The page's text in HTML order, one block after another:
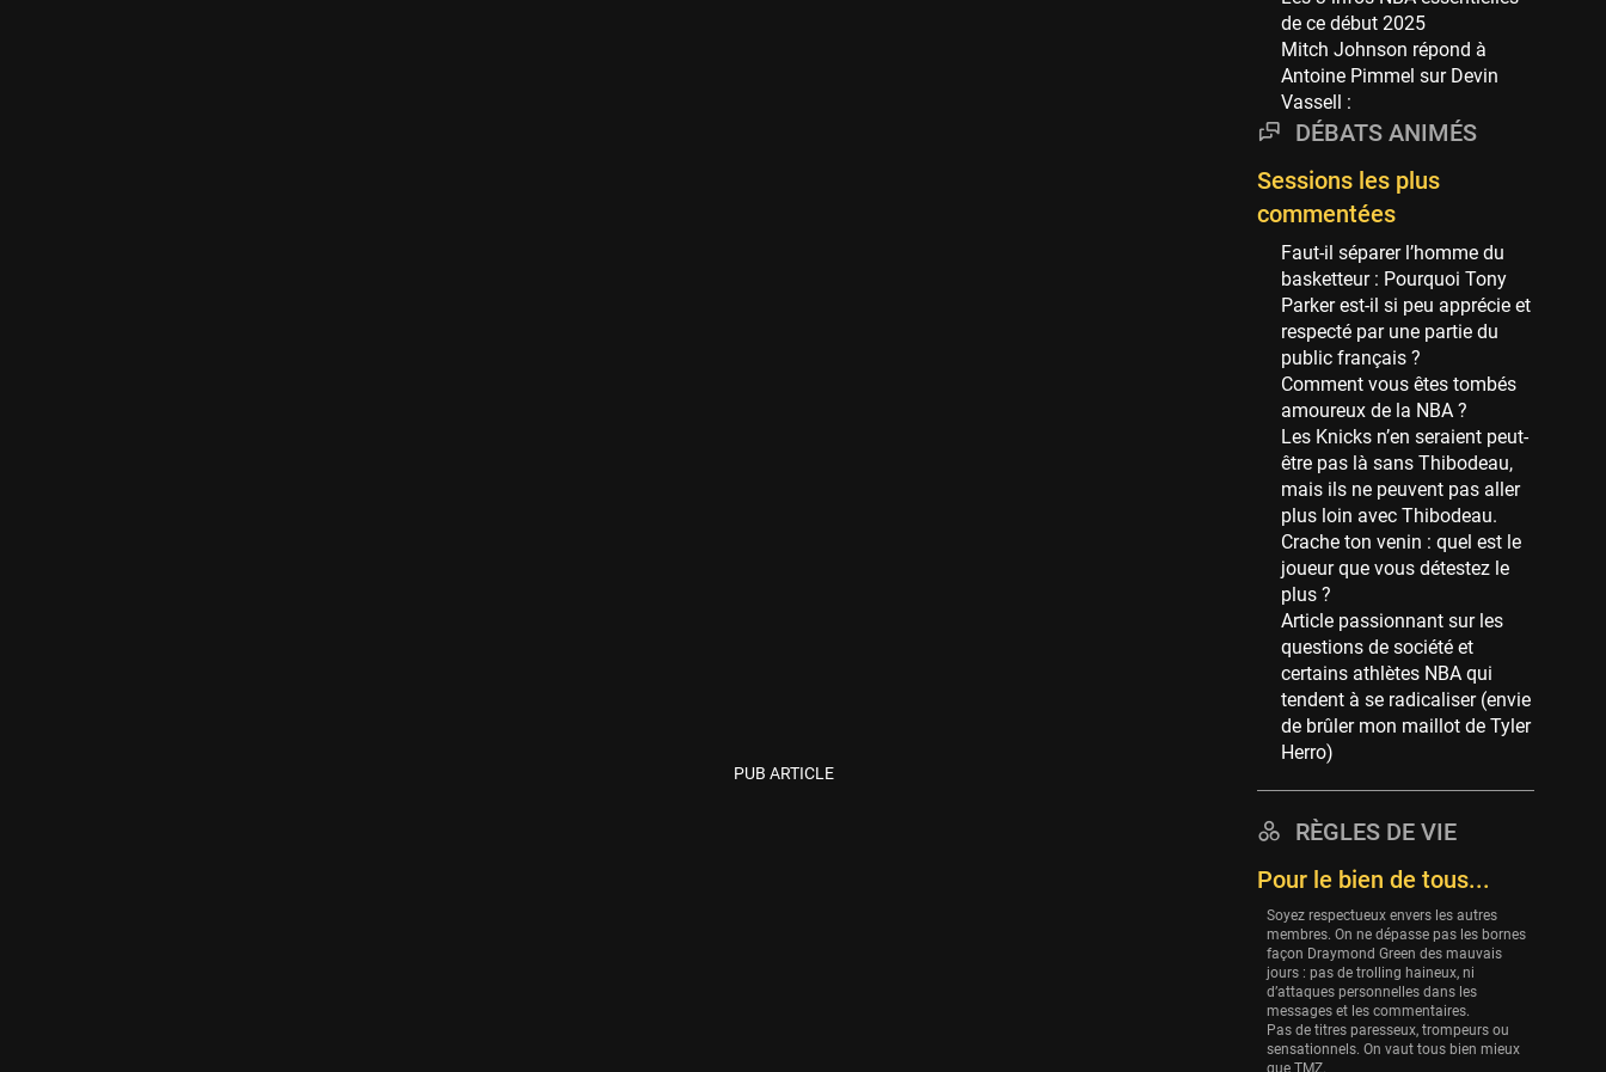
PUB ARTICLE
Phoenix Suns
69 sessions
Miami Heat
63 sessions
Los Angeles Clippers
61 sessions
Indiana Pacers
New Orleans Pelicans
53 sessions
Jeux Olympiques
52 sessions
Atlanta Hawks
45 sessions
Chicago Bulls
41 sessions
Memphis Grizzlies
39 sessions
Cleveland Cavaliers
38 sessions
Orlando Magic
36 sessions
Euroleague
34 sessions
32 sessions
Houston Rockets
Washington Wizards
29 sessions
Portland Trail Blazers
27 sessions
de ce début 2025
Mitch Johnson répond à
Antoine Pimmel sur Devin
Vassell :
DÉBATS ANIMÉS
Sessions les plus
commentées
Faut-il séparer l’homme du
basketteur : Pourquoi Tony
Parker est-il si peu apprécie et
respecté par une partie du
public français ?
Comment vous êtes tombés
amoureux de la NBA ?
Les Knicks n’en seraient peut-
être pas là sans Thibodeau,
mais ils ne peuvent pas aller
plus loin avec Thibodeau.
Crache ton venin : quel est le
joueur que vous détestez le
plus ?
Article passionnant sur les
questions de société et
certains athlètes NBA qui
tendent à se radicaliser (envie
de brûler mon maillot de Tyler
Herro)
RÈGLES DE VIE
Pour le bien de tous...
Soyez respectueux envers les autres
membres. On ne dépasse pas les bornes
façon Draymond Green des mauvais
jours : pas de trolling haineux, ni
d’attaques personnelles dans les
messages et les commentaires.
Pas de titres paresseux, trompeurs ou
sensationnels. On vaut tous bien mieux
que TMZ.